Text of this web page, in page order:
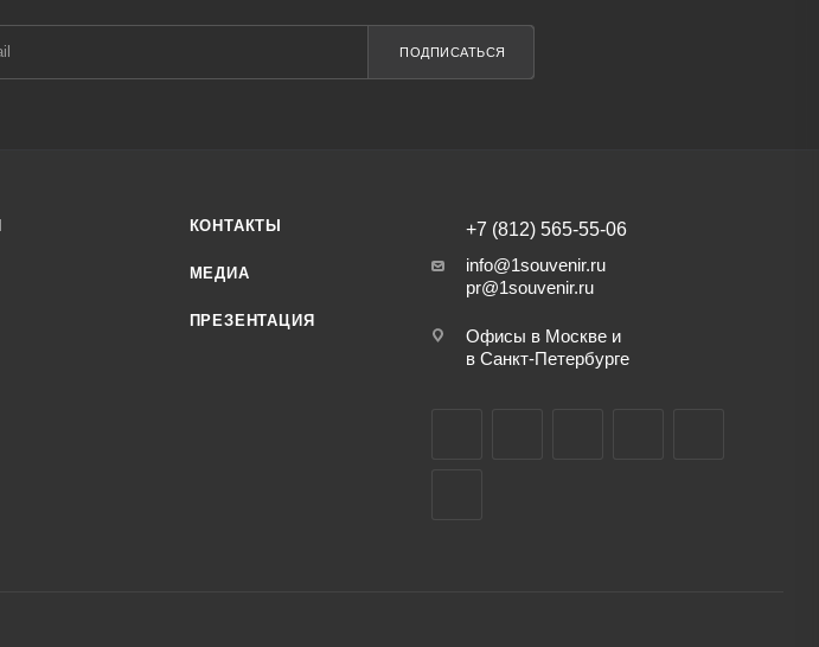
ПОДПИСАТЬСЯ
КОНТАКТЫ
МЕДИА
ПРЕЗЕНТАЦИЯ
+7 (812) 565-55-06
info@1souvenir.ru
pr@1souvenir.ru
Офисы в Москве и
в Санкт-Петербурге